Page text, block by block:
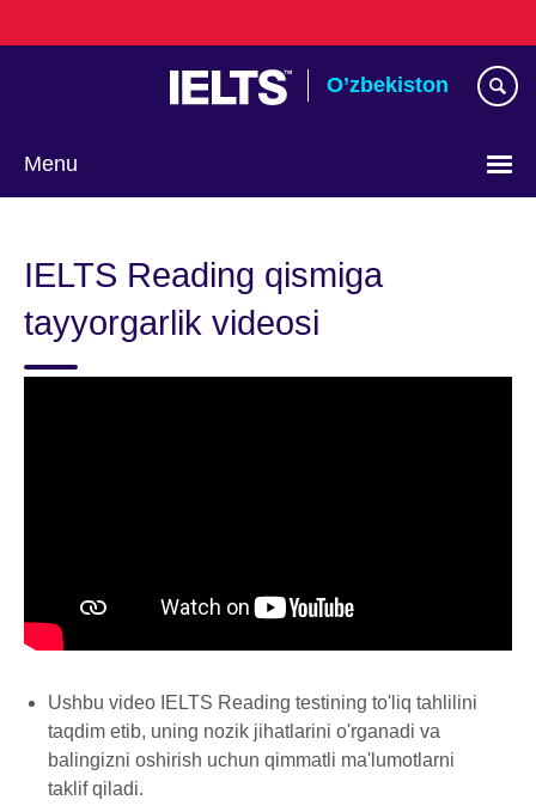
to
O’zbekiston
Menu
language
IELTS Reading qismiga
tayyorgarlik videosi
Ushbu video IELTS Reading testining to'liq tahlilini
taqdim etib, uning nozik jihatlarini o'rganadi va
balingizni oshirish uchun qimmatli ma'lumotlarni
taklif qiladi.